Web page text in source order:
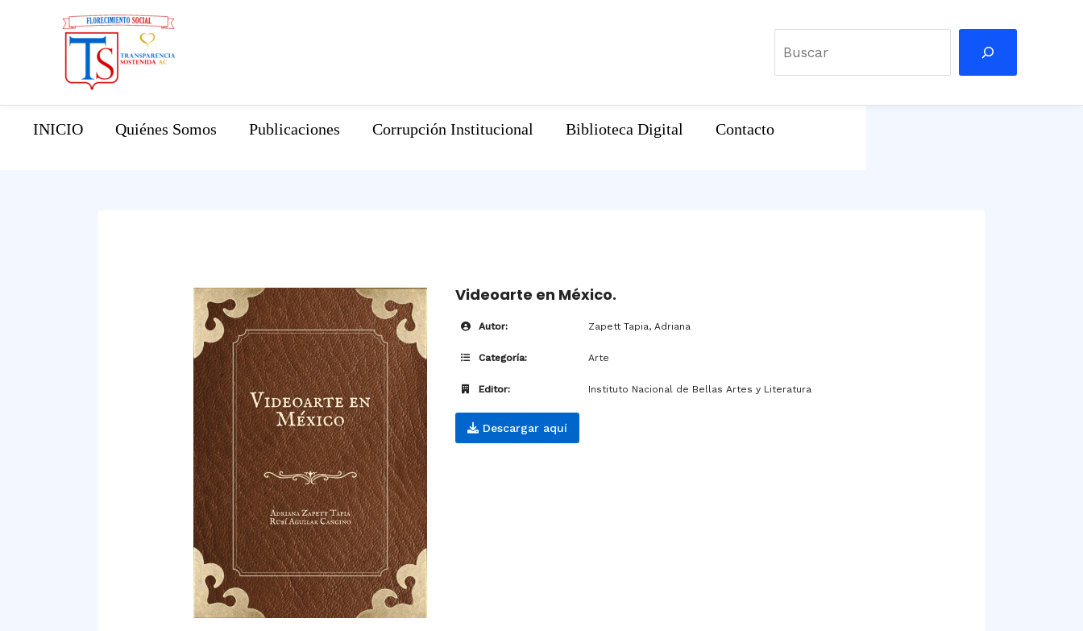
INICIO Quiénes Somos Publicaciones Corrupción Institucional Biblioteca Digital Contacto
Videoarte en México.
Autor: Zapett Tapia, Adriana
Categoría: Arte
Editor: Instituto Nacional de Bellas Artes y Literatura
Descargar aquí